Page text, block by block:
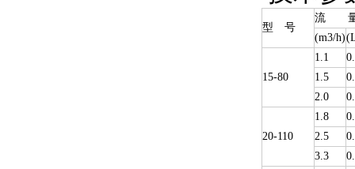
型 号
流
(m3/h)
15-80
1.1
1.5
2.0
20-110
1.8
2.5
3.3